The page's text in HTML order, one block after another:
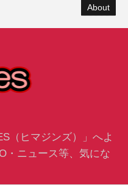
About
（ヒマジンズ）」へよ
・ニュース等、気にな